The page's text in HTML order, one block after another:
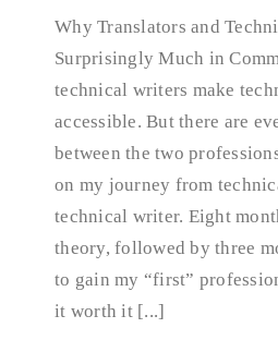
The Bridge Between
Why Translators and
Surprisingly Much in
technical writers make
accessible. But there are
between the two
on my journey from
technical writer. Eight
theory, followed by three
to gain my “first”
it worth it [...]